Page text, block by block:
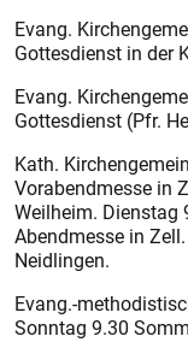
Evang.
Gottesdienst in der
Evang.
Gottesdienst (Pfr.
Kath.
Vorabendmesse in
Weilheim. Dienstag
Abendmesse in
Neidlingen.
Evang.-
Sonntag 9.30